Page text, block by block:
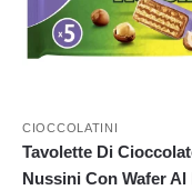
CIOCCOLATINI
Tavolette Di
Nussini Con Wafer Al